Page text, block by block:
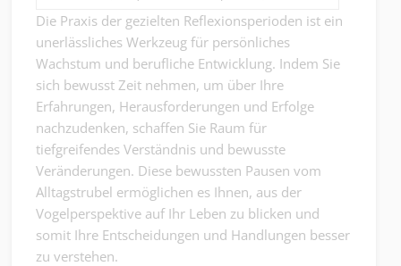
Die Praxis der gezielten Reflexionsperioden ist ein
unerlässliches Werkzeug für persönliches
Wachstum und berufliche Entwicklung. Indem Sie
sich bewusst Zeit nehmen, um über Ihre
Erfahrungen, Herausforderungen und Erfolge
nachzudenken, schaffen Sie Raum für
tiefgreifendes Verständnis und bewusste
Veränderungen. Diese bewussten Pausen vom
Alltagstrubel ermöglichen es Ihnen, aus der
Vogelperspektive auf Ihr Leben zu blicken und
somit Ihre Entscheidungen und Handlungen besser
zu verstehen.